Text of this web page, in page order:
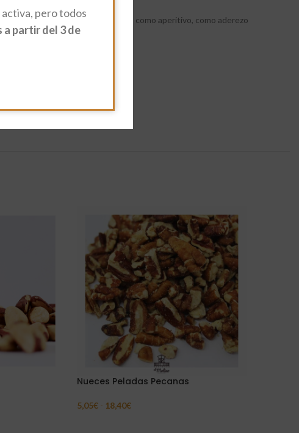
pero todos
partir del 3 de
resultar indigestas. Son ideales como aperitivo, como aderezo
Nueces Peladas Pecanas
5,05€ - 18,40€